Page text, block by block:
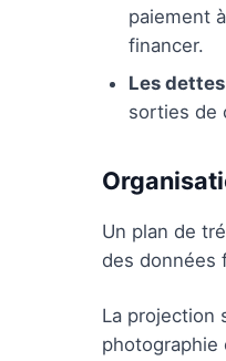
paiement
financer.
Les
sorties de
Un plan de
des données
La projection
photographie